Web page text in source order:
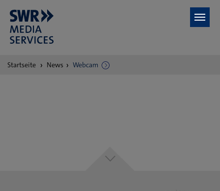
Sie
Startseite News Webcam